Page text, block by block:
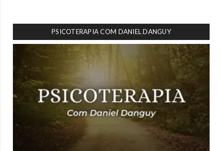
PSICOTERAPIA COM DANIEL DANGUY